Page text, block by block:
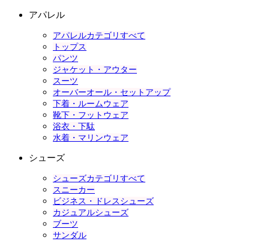
アパレル
アパレルカテゴリすべて
トップス
パンツ
ジャケット・アウター
スーツ
オーバーオール・セットアップ
下着・ルームウェア
靴下・フットウェア
浴衣・下駄
水着・マリンウェア
シューズ
シューズカテゴリすべて
スニーカー
ビジネス・ドレスシューズ
カジュアルシューズ
ブーツ
サンダル